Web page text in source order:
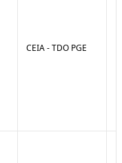
CEIA - TDO PGE